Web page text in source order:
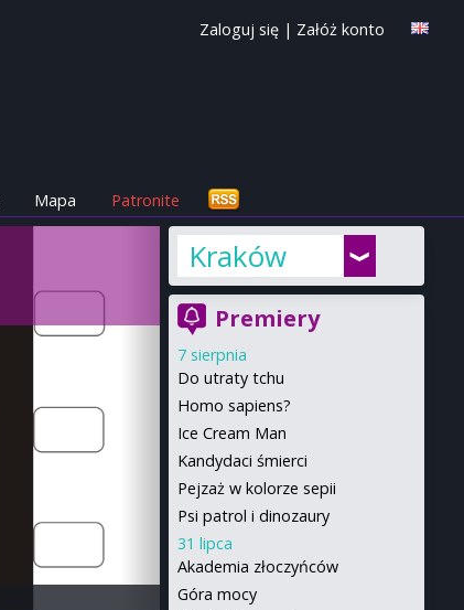
Zaloguj się | Załóż konto
Mapa Patronite
Kraków
Premiery
7 sierpnia
Do utraty tchu
Homo sapiens?
Ice Cream Man
Kandydaci śmierci
Pejzaż w kolorze sepii
Psi patrol i dinozaury
31 lipca
Akademia złoczyńców
Góra mocy